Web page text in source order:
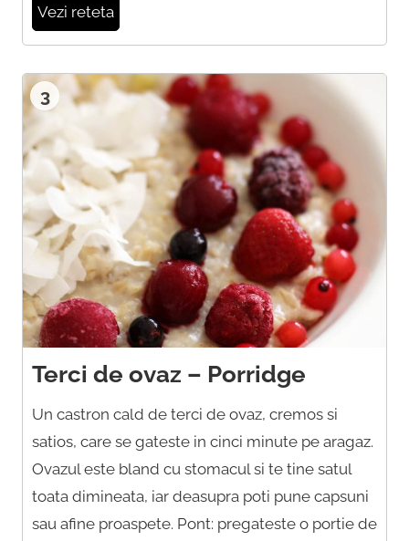
Vezi reteta
3
Terci de ovaz – Porridge
Un castron cald de terci de ovaz, cremos si
satios, care se gateste in cinci minute pe aragaz.
Ovazul este bland cu stomacul si te tine satul
toata dimineata, iar deasupra poti pune capsuni
sau afine proaspete. Pont: pregateste o portie de